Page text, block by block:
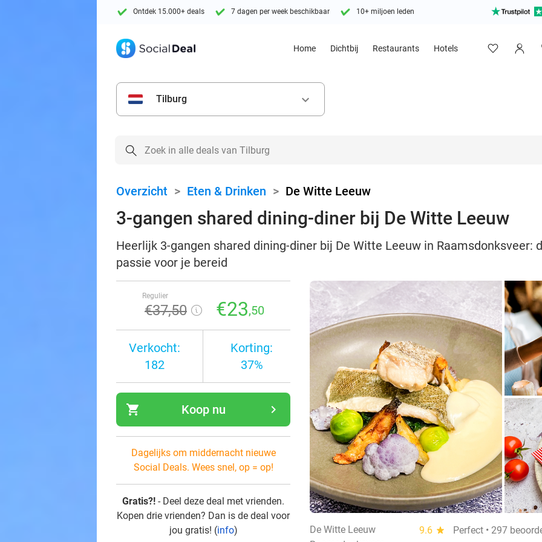
Ontdek 15.000+ deals 7 dagen per week beschikbaar 10+ miljoen leden
Home Dichtbij Restaurants Hotels
Tilburg keyboard_arrow_down
Overzicht > Eten & Drinken > De Witte Leeuw
3-gangen shared dining-diner bij De Witte Leeuw
Heerlijk 3-gangen shared dining-diner bij De Witte Leeuw in Raamsdonksveer:
passie voor je bereid
Regulier
€37,50 €23,50
Verkocht:
182
Korting:
37%
shopping_cart navigate_next
Koop nu
Dagelijks om middernacht nieuwe
Social Deals. Wees snel, op = op!
Gratis?! - Deel deze deal met vrienden.
Kopen drie vrienden? Dan is de deal voor
jou gratis! (info) De Witte Leeuw 9.6 star
Perfect • 297